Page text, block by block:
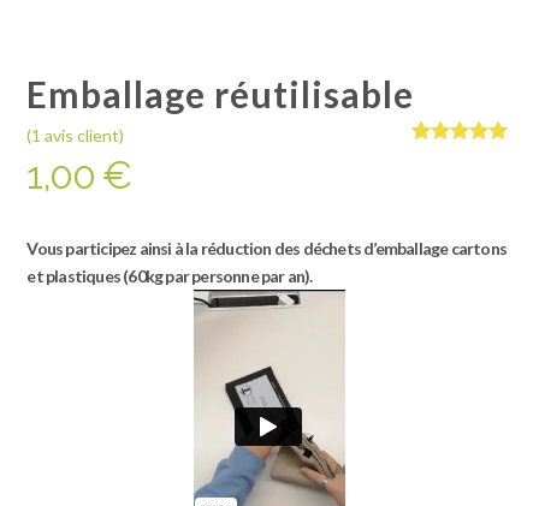
Emballage réutilisable
(1 avis client)
1,00€
Vous participez ainsi à la réduction des déchets d’emballage cartons
et plastiques (60kg par personne par an).